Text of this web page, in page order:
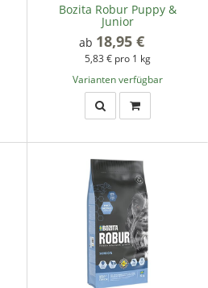
Bozita Robur Puppy &
Junior
ab 18,95 €
5,83 € pro 1 kg
Varianten verfügbar